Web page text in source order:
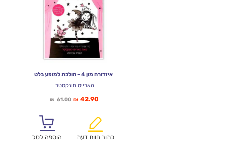
איזדורה מון 4 – הולכת למופע בלט
הארייט מונקסטר
₪ 61.00המחיר
₪61.00.
₪ 42.90
הוא:
כתוב חוות דעת
הוספה לסל